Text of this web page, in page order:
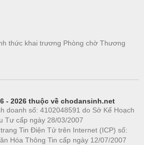
thức khai trương Phòng chờ Thương
- 2026 thuộc về chodansinh.net
doanh số: 4102048591 do Sở Kế Hoạch
Tư cấp ngày 28/03/2007
Tin Điện Tử trên Internet (ICP) số:
Hóa Thông Tin cấp ngày 12/07/2007